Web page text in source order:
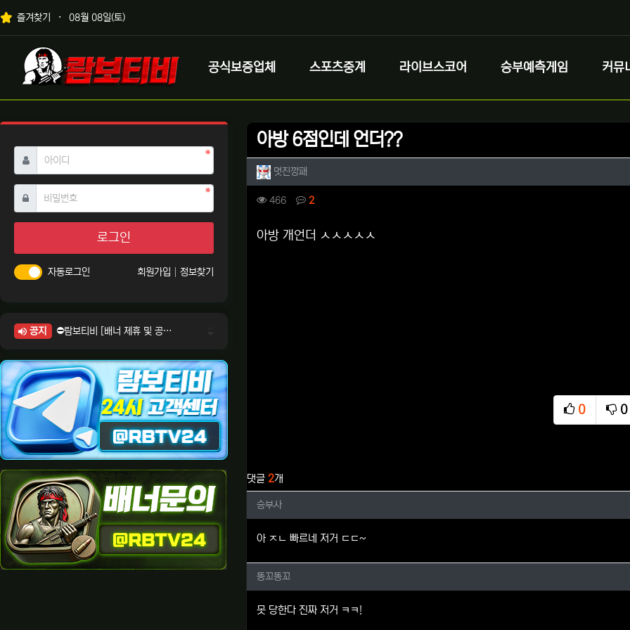
상단 네비
즐겨찾기 08월 08일(토)
메인 메뉴
로고
공식보증업체 스포츠중계 라이브스코어 승부예측게임 커뮤
아방 6점인데 언더??
작성자 정보
멋진깡패
컨텐츠 정보
466조회 2댓글
본문
아방 개언더 ㅅㅅㅅㅅㅅ
0
추천
0
비
댓글 2개
승부사님의 댓글
승부사
아 ㅈㄴ 빠르네 저거 ㄷㄷ~
똥꼬똥꼬님의 댓글
똥꼬똥꼬
못 당한다 진짜 저거 ㅋㅋ!
아이디 필수
비밀번호필수
로그인
자동로그인 회원가입 정보찾기
공지
⛔람보티비 [배너 제휴 및 공식 입점 문의 안내]
⛔람보티비 [정회원 등급UP! 안내사항]
⛔람보티비 [채팅방 이용시 주의사항]
⛔람보티비 [공식보증업체 안내]